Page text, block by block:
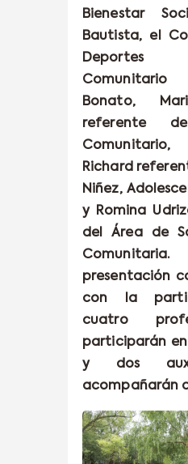
Bienestar
Bautista, el
Bonato,
referente
Richard
Niñez,
y Romina
del Área de
presentación
con la
cuatro
participarán
y dos
acompañarán